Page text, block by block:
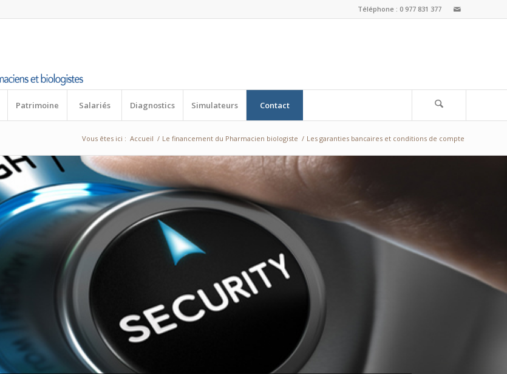
Téléphone : 0 977 831 377
Patrimoine Salariés Diagnostics Simulateurs Contact
Vous êtes ici : Accueil / Le financement du Pharmacien biologiste / Les garanties bancaires et conditions de compte